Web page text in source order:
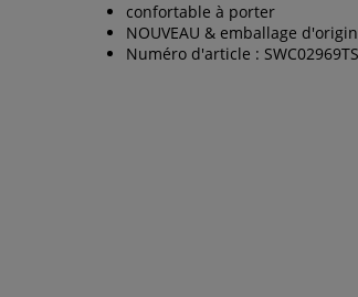
confortable à porter
NOUVEAU & emballage
Numéro d'article :